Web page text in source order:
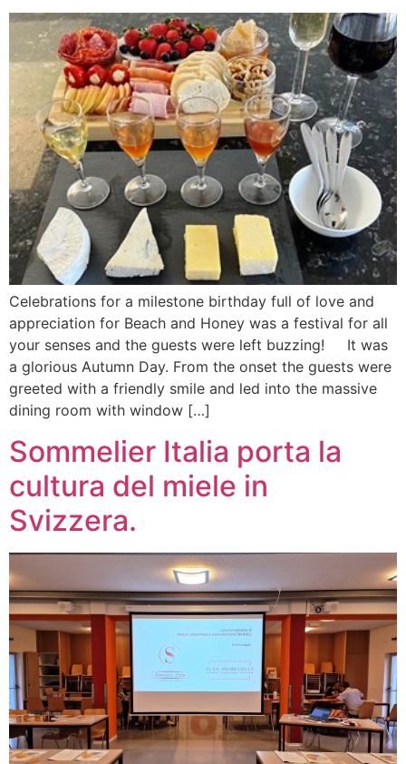
Celebrations for a milestone birthday full of love and
appreciation for Beach and Honey was a festival for all
your senses and the guests were left buzzing! It was
a glorious Autumn Day. From the onset the guests were
greeted with a friendly smile and led into the massive
dining room with window […]
Sommelier Italia porta la
cultura del miele in
Svizzera.